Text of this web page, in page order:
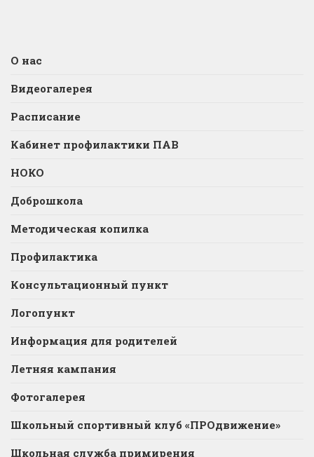
О нас
Видеогалерея
Расписание
Кабинет профилактики ПАВ
НОКО
Доброшкола
Методическая копилка
Профилактика
Консультационный пункт
Логопункт
Информация для родителей
Летняя кампания
Фотогалерея
Школьный спортивный клуб «ПРОдвижение»
Школьная служба примирения